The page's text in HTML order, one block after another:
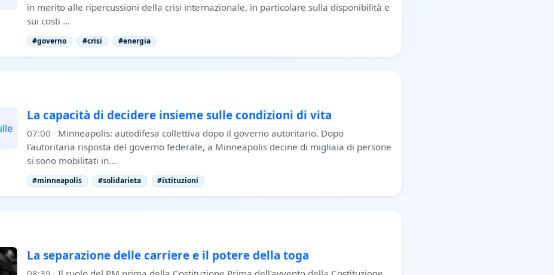
in merito alle ripercussioni della crisi internazionale, in particolare sulla disponibilità e
sui costi …
#governo #crisi #energia
La capacità di decidere insieme sulle condizioni di vita
07:00 · Minneapolis: autodifesa collettiva dopo il governo autoritario. Dopo
l'autoritaria risposta del governo federale, a Minneapolis decine di migliaia di persone
si sono mobilitati in…
#minneapolis #solidarieta #istituzioni
La separazione delle carriere e il potere della toga